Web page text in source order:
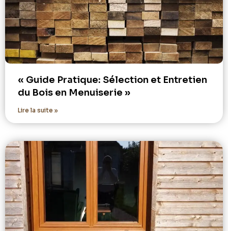
« Guide Pratique: Sélection et Entretien
du Bois en Menuiserie »
Lire la suite »